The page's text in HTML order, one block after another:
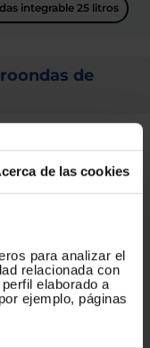
de las cookies
para analizar el
relacionada con
elaborado a
ejemplo, páginas
integrable 25 litros
de
quedan crudos
y a muy
innovaciones que
práctico y cómodo